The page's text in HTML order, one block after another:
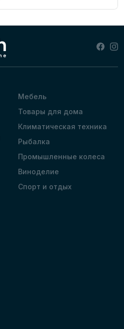
Мебель
Товары для дома
Климатическая техника
Рыбалка
Промышленные колеса
Виноделие
Спорт и отдых